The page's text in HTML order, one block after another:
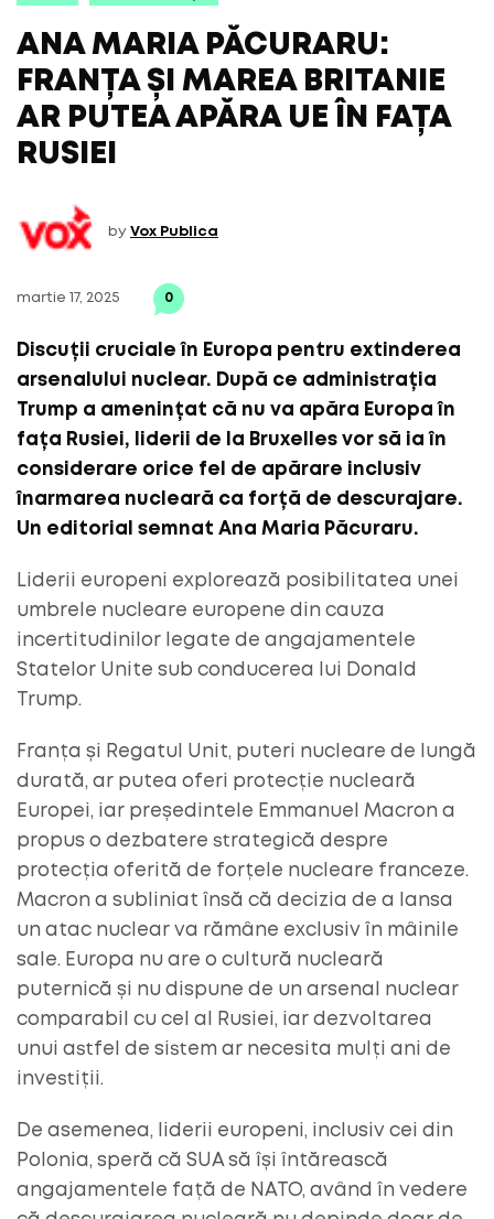
ANA MARIA PĂCURARU:
FRANȚA ȘI MAREA BRITANIE
AR PUTEA APĂRA UE ÎN FAȚA
RUSIEI
by Vox Publica
martie 17, 2025 0
Discuții cruciale în Europa pentru extinderea
arsenalului nuclear. După ce administrația
Trump a amenințat că nu va apăra Europa în
fața Rusiei, liderii de la Bruxelles vor să ia în
considerare orice fel de apărare inclusiv
înarmarea nucleară ca forță de descurajare.
Un editorial semnat Ana Maria Păcuraru.
Liderii europeni explorează posibilitatea unei
umbrele nucleare europene din cauza
incertitudinilor legate de angajamentele
Statelor Unite sub conducerea lui Donald
Trump.
Franța și Regatul Unit, puteri nucleare de lungă
durată, ar putea oferi protecție nucleară
Europei, iar președintele Emmanuel Macron a
propus o dezbatere strategică despre
protecția oferită de forțele nucleare franceze.
Macron a subliniat însă că decizia de a lansa
un atac nuclear va rămâne exclusiv în mâinile
sale. Europa nu are o cultură nucleară
puternică și nu dispune de un arsenal nuclear
comparabil cu cel al Rusiei, iar dezvoltarea
unui astfel de sistem ar necesita mulți ani de
investiții.
De asemenea, liderii europeni, inclusiv cei din
Polonia, speră că SUA să își întărească
angajamentele față de NATO, având în vedere